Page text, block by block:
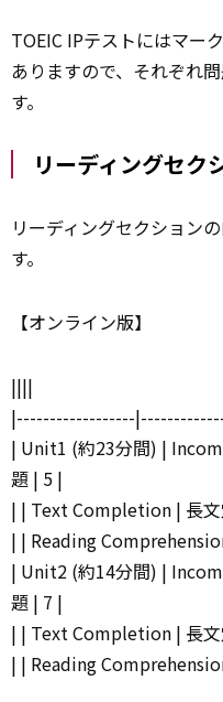
TOEIC IPテストにはマー
ありますので、それぞれ
す。
リーディングセク
リーディングセクション
す。
【オンライン版】
||||
|------------------
| Unit1 (約23分間) |
題 | 5 |
| | Text Completion | 長
| | Reading
| Unit2 (約14分間) |
題 | 7 |
| | Text Completion | 長
| | Reading